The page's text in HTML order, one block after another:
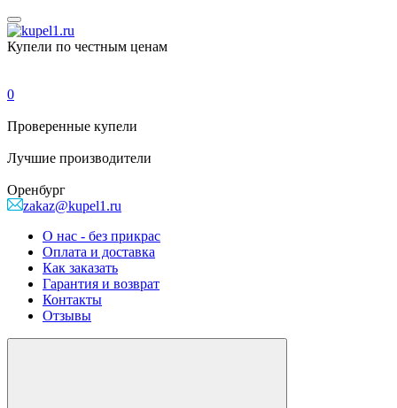
Купели по честным ценам
0
Проверенные купели
Лучшие производители
Оренбург
zakaz@kupel1.ru
О нас - без прикрас
Оплата и доставка
Как заказать
Гарантия и возврат
Контакты
Отзывы